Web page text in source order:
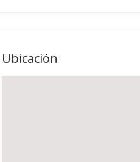
Ubicación